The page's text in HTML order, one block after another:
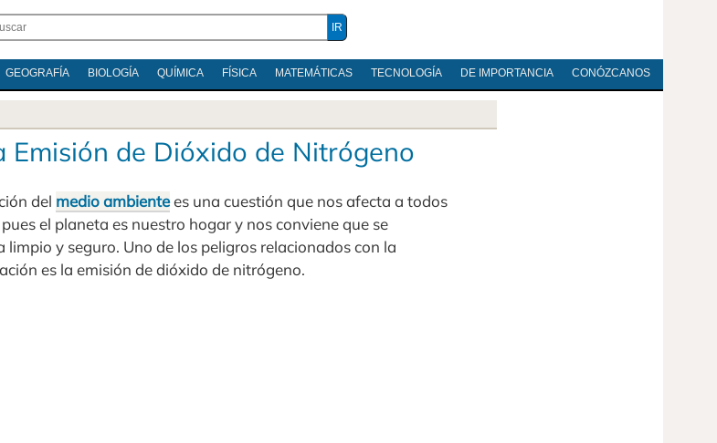
GEOGRAFÍA BIOLOGÍA QUÍMICA FÍSICA MATEMÁTICAS TECNOLOGÍA DE IMPORTANCIA CONÓZCANOS
Emisión de Dióxido de Nitrógeno
del medio ambientees una cuestión que nos afecta a todos
el planeta es nuestro hogar y nos conviene que se
limpio y seguro. Uno de los peligros relacionados con la
es la emisión de dióxido de nitrógeno.